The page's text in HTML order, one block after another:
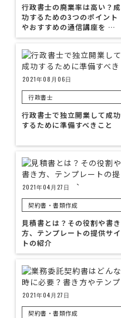
行政書士の廃業率は高い？成
功するための3つのポイント
やおすすめの通信講座を …
2021年08月06日
行政書士
行政書士で独立開業して成功
するために準備すべきこと
2021年04月27日
契約書・書類作成
見積書とは？その役割や書き
方、テンプレートの提供サイ
トの紹介
2021年04月27日
契約書・書類作成